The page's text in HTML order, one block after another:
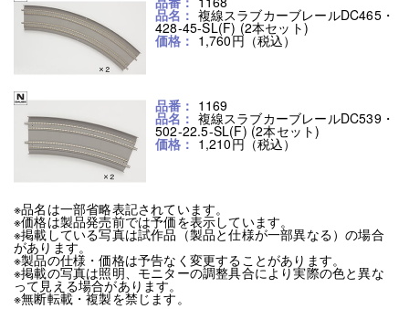
品名： 複線スラブカーブレールDC465・
428-45-SL(F) (2本セット)
価格： 1,760円（税込）
品番： 1169
品名： 複線スラブカーブレールDC539・
502-22.5-SL(F) (2本セット)
価格： 1,210円（税込）
※品名は一部省略表記されています。
※価格は製品発売前では予価を表示しています。
※掲載している写真は試作品（製品と仕様が一部異なる）の場合
があります。
※製品の仕様・価格は予告なく変更することがあります。
※掲載の写真は照明、モニターの調整具合により実際の色と異な
って見える場合があります。
※無断転載・複製を禁じます。